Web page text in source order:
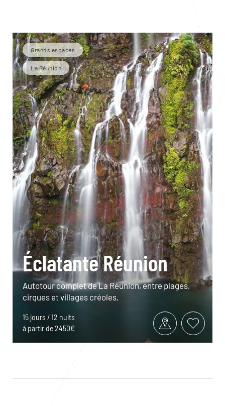
Grands espaces
La Réunion
Éclatante Réunion
Autotour complet de La Réunion, entre plages,
cirques et villages créoles.
15 jours / 12 nuits
à partir de 2450€